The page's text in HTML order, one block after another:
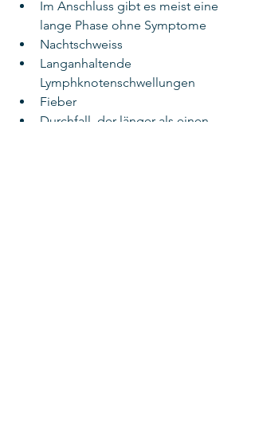
Im Anschluss gibt es meist eine
lange Phase ohne Symptome
Nachtschweiss
Langanhaltende
Lymphknotenschwellungen
Fieber
Durchfall, der länger als einen